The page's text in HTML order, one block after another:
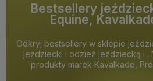
Bestsellery
Equine,
Odkryj bestsellery w sklepie
jeździecki i odzież jeździecką i .
produkty marek Kavalkade,